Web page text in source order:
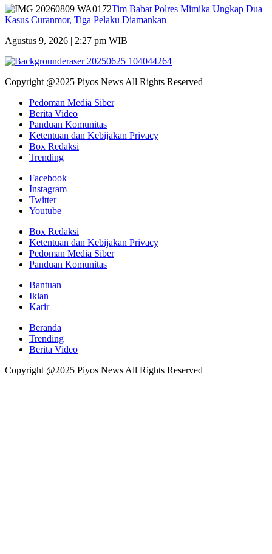
Tim Babat Polres Mimika Ungkap Dua
Kasus Curanmor, Tiga Pelaku Diamankan
Agustus 9, 2026 | 2:27 pm WIB
Copyright @2025 Piyos News All Rights Reserved
Pedoman Media Siber
Berita Video
Panduan Komunitas
Ketentuan dan Kebijakan Privacy
Box Redaksi
Trending
Facebook
Instagram
Twitter
Youtube
Box Redaksi
Ketentuan dan Kebijakan Privacy
Pedoman Media Siber
Panduan Komunitas
Bantuan
Iklan
Karir
Beranda
Trending
Berita Video
Copyright @2025 Piyos News All Rights Reserved